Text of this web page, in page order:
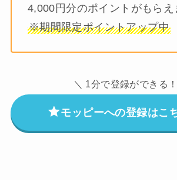
4,000円分のポイントがもらえ
※期間限定ポイントアップ中
＼ 1分で登録ができる
モッピーへの登録はこ